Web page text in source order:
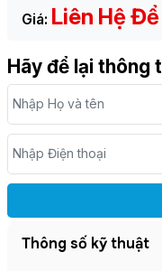
Giá: Liên Hệ
Hãy để lại thông
Nhập Họ và tên
Nhập Điện thoại
Thông số kỹ thuật